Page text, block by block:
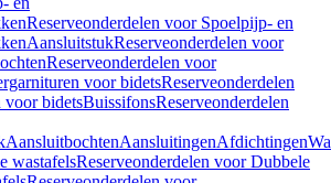
Reserveonderdelen voor Spoelpijp- en
AansluitstukReserveonderdelen voor
Reserveonderdelen voor
voor bidetsReserveonderdelen
bidetsBuissifonsReserveonderdelen
AansluitbochtenAansluitingenAfdichtingen
wastafelsReserveonderdelen voor Dubbele